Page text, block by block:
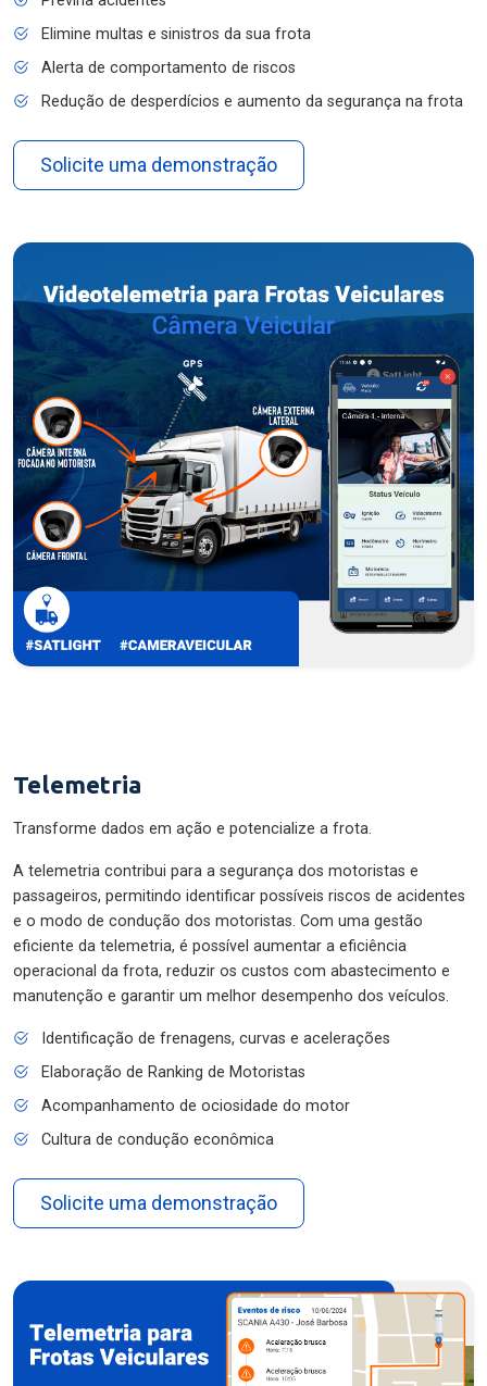
Elimine multas e sinistros da sua frota
Alerta de comportamento de riscos
Redução de desperdícios e aumento da segurança na frota
Solicite uma demonstração
Telemetria
Transforme dados em ação e potencialize a frota.
A telemetria contribui para a segurança dos motoristas e
passageiros, permitindo identificar possíveis riscos de acidentes
e o modo de condução dos motoristas. Com uma gestão
eficiente da telemetria, é possível aumentar a eficiência
operacional da frota, reduzir os custos com abastecimento e
manutenção e garantir um melhor desempenho dos veículos.
Identificação de frenagens, curvas e acelerações
Elaboração de Ranking de Motoristas
Acompanhamento de ociosidade do motor
Cultura de condução econômica
Solicite uma demonstração